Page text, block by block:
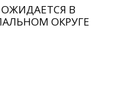
В
ОКРУГЕ